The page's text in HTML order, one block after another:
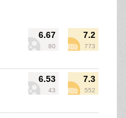
6.67
80
7.2
773
6.53
43
7.3
552